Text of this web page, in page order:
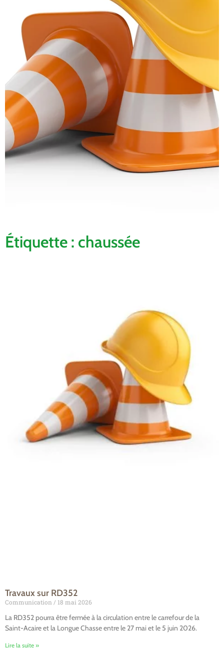
Étiquette : chaussée
Travaux sur RD352
Communication 18 mai 2026
La RD352 pourra être fermée à la circulation entre le carrefour de la
Saint-Acaire et la Longue Chasse entre le 27 mai et le 5 juin 2026.
Lire la suite »